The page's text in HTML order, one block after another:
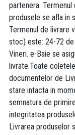
partenera.
produsele se afla in
Termenul de livrare
stoc) este: 24-72
Vineri. e-Baie se
livrate.Toate
documentelor de
stare intacta in
semnatura de
integritatea
Livrarea produselor